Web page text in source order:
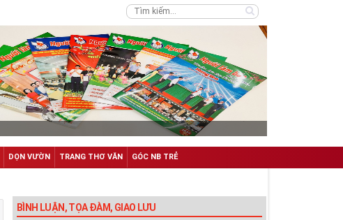
DỌN VƯỜN TRANG THƠ VĂN GÓC NB TRẺ
BÌNH LUẬN, TỌA ĐÀM, GIAO LƯU